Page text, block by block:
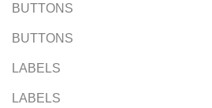
BUTTONS
BUTTONS
LABELS
LABELS